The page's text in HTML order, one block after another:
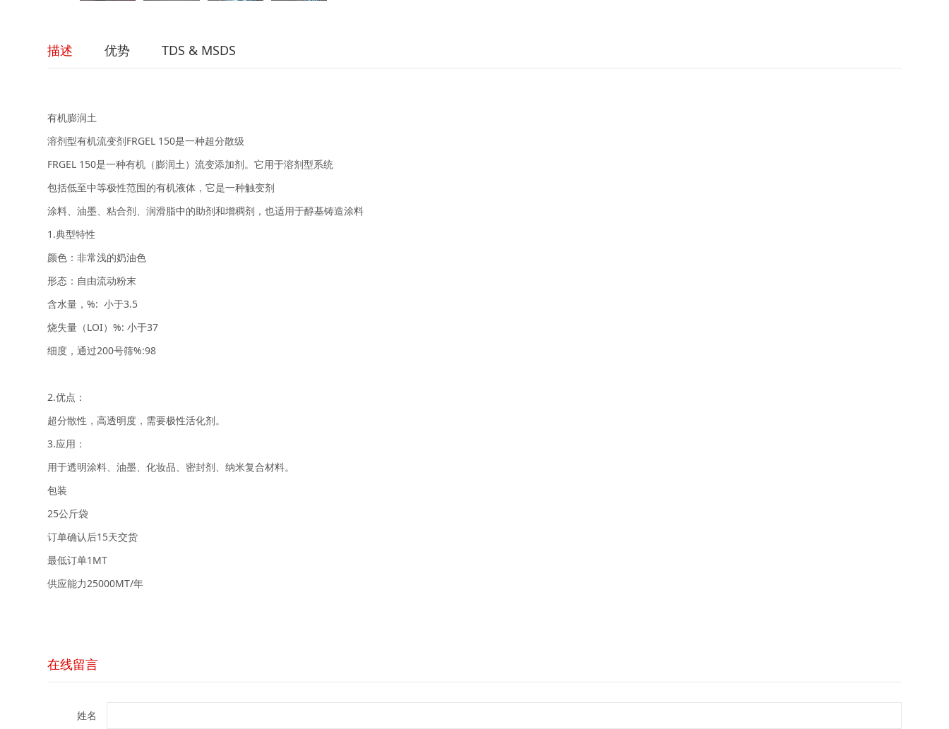
描述 优势 TDS & MSDS
有机膨润土
溶剂型有机流变剂FRGEL 150是一种超分散级
FRGEL 150是一种有机（膨润土）流变添加剂。它用于溶剂型系统
包括低至中等极性范围的有机液体，它是一种触变剂
涂料、油墨、粘合剂、润滑脂中的助剂和增稠剂，也适用于醇基铸造涂料
1.典型特性
颜色：非常浅的奶油色
形态：自由流动粉末
含水量，%: 小于3.5
烧失量（LOI）%: 小于37
细度，通过200号筛%:98
2.优点：
超分散性，高透明度，需要极性活化剂。
3.应用：
用于透明涂料、油墨、化妆品、密封剂、纳米复合材料。
包装
25公斤袋
订单确认后15天交货
最低订单1MT
供应能力25000MT/年
在线留言
姓名